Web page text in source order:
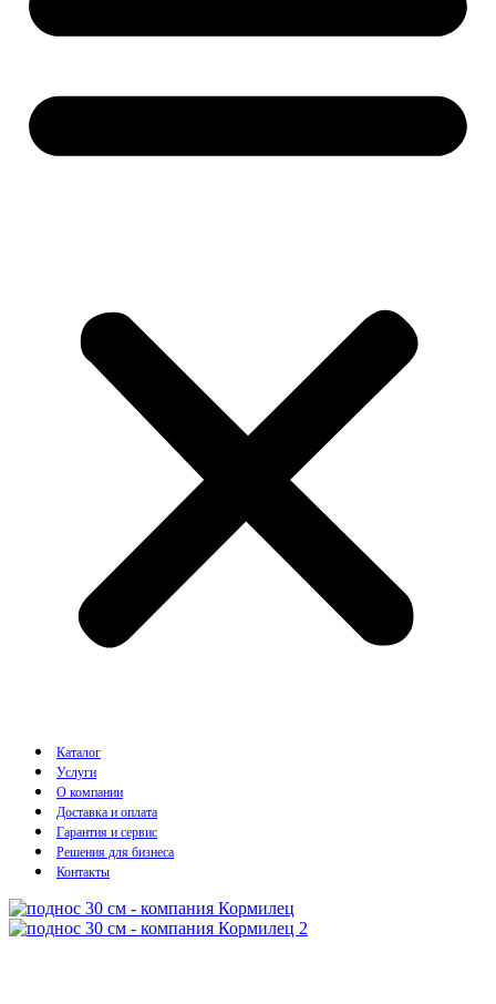
Каталог
Услуги
О компании
Доставка и оплата
Гарантия и сервис
Решения для бизнеса
Контакты